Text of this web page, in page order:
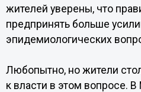
жителей уверены, что
предпринять больше
эпидемиологических
Любопытно, но жители
к власти в этом вопросе.